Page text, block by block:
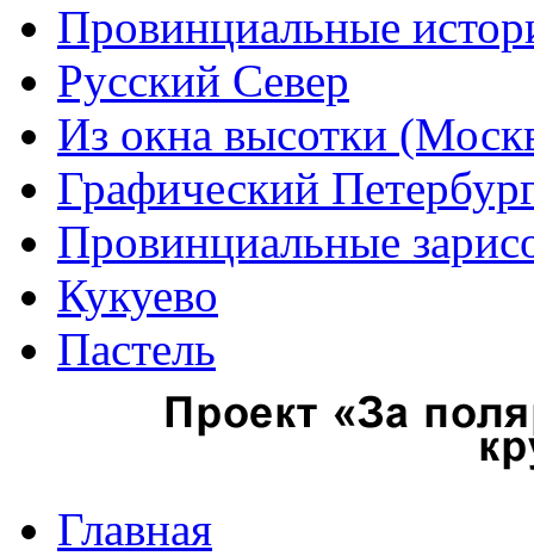
Провинциальные
Русский Север
Из окна высотки
Графический
Провинциальные
Кукуево
Пастель
Главная